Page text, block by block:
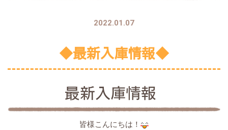
2022.01.07
◆最新入庫情報◆
最新入庫情報
皆様こんにちは！